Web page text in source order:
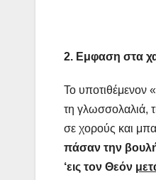
2. Εμφαση στα
Το υποτιθέμενον
τη γλωσσολαλιά,
σε χορούς και
πάσαν την
‘εις τον Θεόν